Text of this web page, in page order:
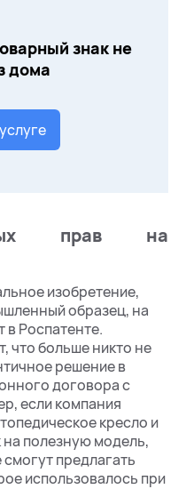
знак не
дома
прав на
изобретение,
образец, на
в Роспатенте.
что больше никто не
решение в
договора с
если компания
кресло и
на полезную модель,
предлагать
использовалось при